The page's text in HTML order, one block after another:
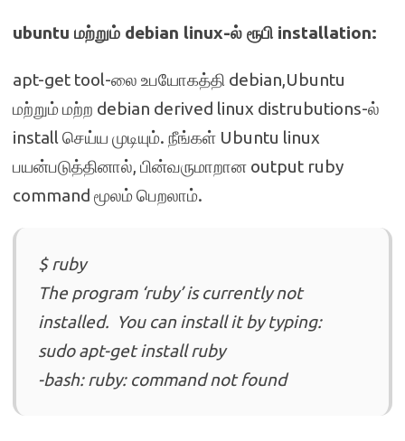
ubuntu மற்றும் debian linux-ல் ரூபி installation:
apt-get tool-லை உபயோகத்தி debian,Ubuntu
மற்றும் மற்ற debian derived linux distrubutions-ல்
install செய்ய முடியும். நீங்கள் Ubuntu linux
பயன்படுத்தினால், பின்வருமாறான output ruby
command மூலம் பெறலாம்.
$ ruby
The program ‘ruby’ is currently not
installed. You can install it by typing:
sudo apt-get install ruby
-bash: ruby: command not found